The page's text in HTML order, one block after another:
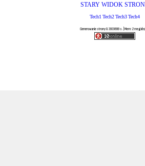
STARY WIDOK
Tech1 Tech2Tech3Tech4
Generowanie strony 0.3935699 s. | Mem: 2